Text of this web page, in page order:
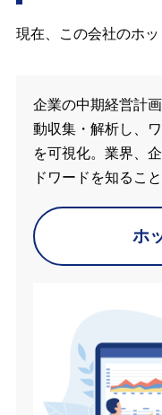
現在、この会社のホ
企業の中期経営計
動収集・解析し、
を可視化。業界、
ドワードを知るこ
ホ